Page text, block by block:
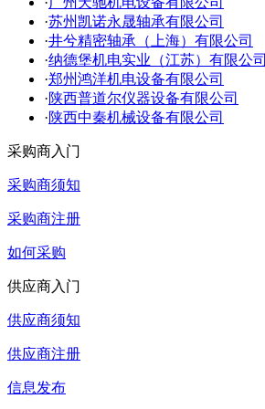
·苏州凯诺永晟轴承有限公司
·井兮精密轴承（上海）有限公司
·纳德堡机电实业（江苏）有限公司
·郑州鸿洋机电设备有限公司
·陕西普道尔仪器设备有限公司
·陕西中秦机械设备有限公司
采购商入门
采购商须知
采购商注册
如何采购
供应商入门
供应商须知
供应商注册
信息发布